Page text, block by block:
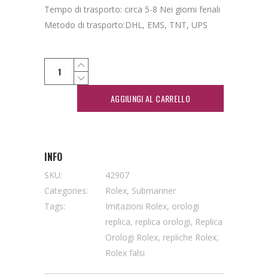
Tempo di trasporto: circa 5-8 Nei giorni feriali
Metodo di trasporto:DHL, EMS, TNT, UPS
AGGIUNGI AL CARRELLO
INFO
SKU:
42907
Categories:
Rolex, Submariner
Tags:
Imitazioni Rolex, orologi
replica, replica orologi, Replica
Orologi Rolex, repliche Rolex,
Rolex falsi